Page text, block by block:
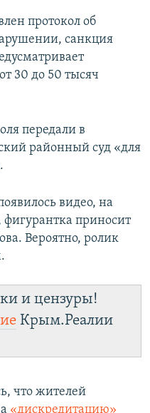
протокол об
санкция
30 до 50 тысяч
передали в
районный суд «для
видео, на
фигурантка приносит
Вероятно, ролик
и цензуры!
Крым.Реалии
что жителей
«дискредитацию»